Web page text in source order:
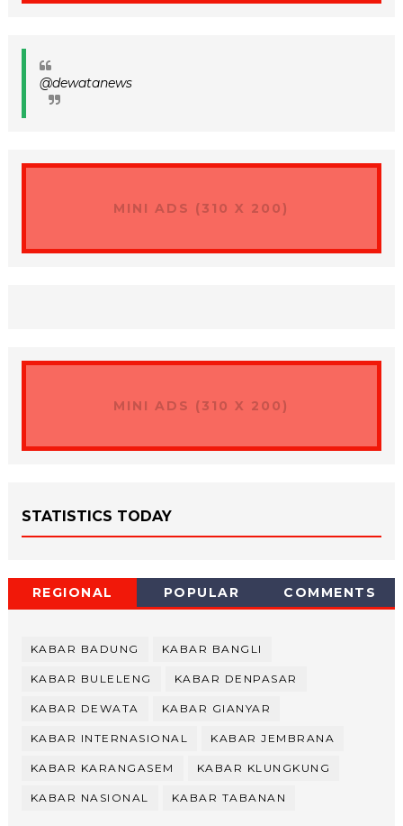
@dewatanews
MINI ADS (310 X 200)
MINI ADS (310 X 200)
STATISTICS TODAY
REGIONAL POPULAR COMMENTS
KABAR BADUNG KABAR BANGLI
KABAR BULELENG KABAR DENPASAR
KABAR DEWATA KABAR GIANYAR
KABAR INTERNASIONAL KABAR JEMBRANA
KABAR KARANGASEM KABAR KLUNGKUNG
KABAR NASIONAL KABAR TABANAN